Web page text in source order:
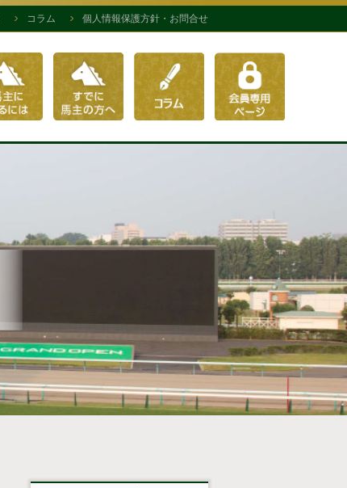
コラム 個人情報保護方針・お問合せ